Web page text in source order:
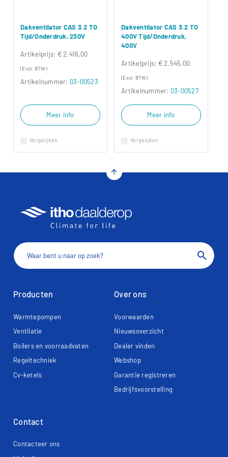
Vergelijken
Dakventilator CAS 3.2 TO
Tijd/Onderdruk, 230V
Artikelprijs: € 2.416,00
(Excl. BTW)
Artikelnummer: 03-00523
Meer info
Vergelijken
Dakventilator CAS 3.2 TO
400V Tijd/Onderdruk,
400V
Artikelprijs: € 2.545,00
(Excl. BTW)
Artikelnummer: 03-00527
Meer info
arrow_upward
search
Producten
Warmtepompen
Ventilatie
Boilers en voorraadvaten
Regeltechniek
Cv-ketels
Over ons
Voorwaarden
Nieuwsoverzicht
Dealer vinden
Webshop
Garantie registreren
Bedrijfsvoorstelling
Contact
Contacteer ons